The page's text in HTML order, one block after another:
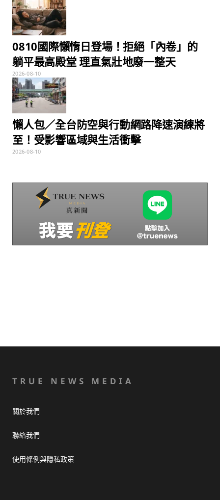
0810國際懶惰日登場！拒絕「內卷」的
躺平最高殿堂 理直氣壯地廢一整天
2026-08-10
懶人包／全台防空與行動網路降速演練將
至！受影響區域與生活衝擊
2026-08-10
TRUE NEWS MEDIA
關於我們
聯絡我們
使用條例與隱私政策